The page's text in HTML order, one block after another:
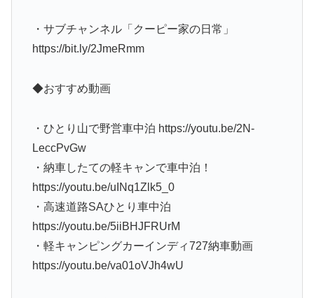
・サブチャンネル「クーピー家の日常」
https://bit.ly/2JmeRmm
◆おすすめ動画
・ひとり山で野営車中泊 https://youtu.be/2N-
LeccPvGw
・納車したての軽キャンで車中泊！
https://youtu.be/uINq1Zlk5_0
・高速道路SAひとり車中泊
https://youtu.be/5iiBHJFRUrM
・軽キャンピングカーインディ727納車動画
https://youtu.be/va01oVJh4wU